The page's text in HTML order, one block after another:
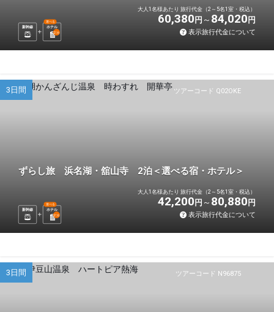
新幹線 ホテル
選べる
2泊
大人1名様あたり 旅行代金（2～5名1室・税込）
60,380 円 84,020 円
表示旅行代金について
ツアーコード Q02OKE
3日間
ずらし旅 浜名湖・舘山寺 2泊＜選べる宿・ホテル＞
新幹線 ホテル
選べる
2泊
大人1名様あたり 旅行代金（2～5名1室・税込）
42,200 円 80,880 円
表示旅行代金について
ツアーコード N96875
3日間